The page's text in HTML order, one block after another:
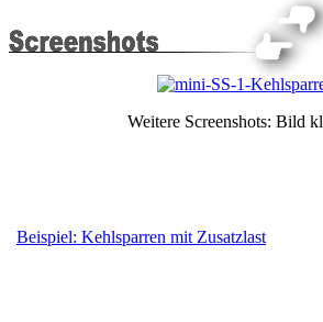
Weitere Screenshots: Bild
Beispiel: Kehlsparren mit Zusatzlast